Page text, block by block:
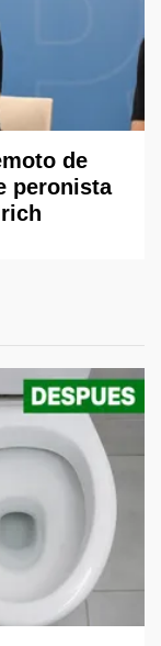
de
peronista